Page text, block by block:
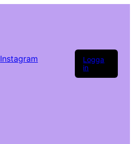
Instagram
Logga
in